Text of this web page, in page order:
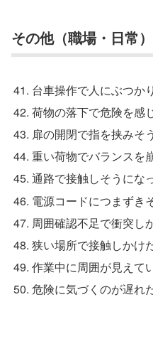
その他（職場・日常）
台車操作で人にぶつか
荷物の落下で危険を感
扉の開閉で指を挟みそ
重い荷物でバランスを
通路で接触しそうにな
電源コードにつまずき
周囲確認不足で衝突し
狭い場所で接触しかけ
作業中に周囲が見えて
危険に気づくのが遅れ